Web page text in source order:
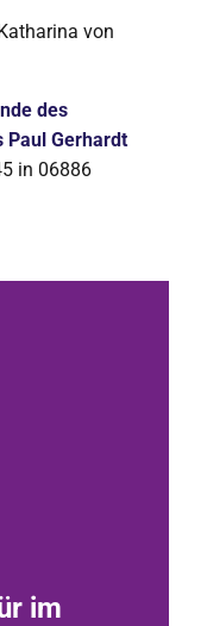
von
des
Paul Gerhardt
in 06886
im